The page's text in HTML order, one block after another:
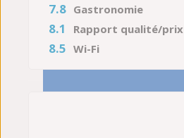
Gastronomie
7.8
Rapport qualité/prix
8.1
Wi-Fi
8.5